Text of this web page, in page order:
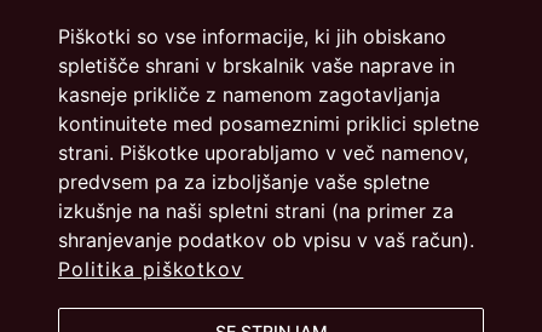
Piškotki so vse informacije, ki jih obiskano
spletišče shrani v brskalnik vaše naprave in
kasneje prikliče z namenom zagotavljanja
kontinuitete med posameznimi priklici spletne
strani. Piškotke uporabljamo v več namenov,
predvsem pa za izboljšanje vaše spletne
izkušnje na naši spletni strani (na primer za
shranjevanje podatkov ob vpisu v vaš račun).
Politika piškotkov
Politika zasebnosti